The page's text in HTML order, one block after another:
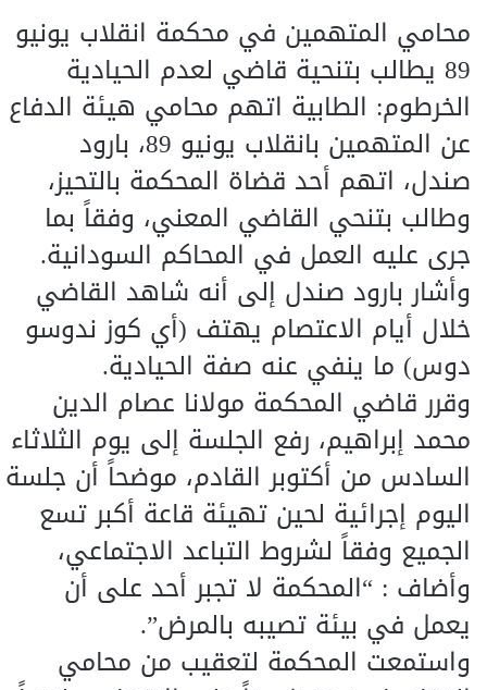
محامي المتهمين في محكمة انقلاب يونيو
89 يطالب بتنحية قاضي لعدم الحيادية
الخرطوم: الطابية اتهم محامي هيئة الدفاع
عن المتهمين بانقلاب يونيو 89، بارود
صندل، اتهم أحد قضاة المحكمة بالتحيز،
وطالب بتنحي القاضي المعني، وفقاً بما
جرى عليه العمل في المحاكم السودانية.
وأشار بارود صندل إلى أنه شاهد القاضي
خلال أيام الاعتصام يهتف (أي كوز ندوسو
دوس) ما ينفي عنه صفة الحيادية.
وقرر قاضي المحكمة مولانا عصام الدين
محمد إبراهيم، رفع الجلسة إلى يوم الثلاثاء
السادس من أكتوبر القادم، موضحاً أن جلسة
اليوم إجرائية لحين تهيئة قاعة أكبر تسع
الجميع وفقاً لشروط التباعد الاجتماعي،
وأضاف : “المحكمة لا تجبر أحد على أن
يعمل في بيئة تصيبه بالمرض”.
واستمعت المحكمة لتعقيب من محامي